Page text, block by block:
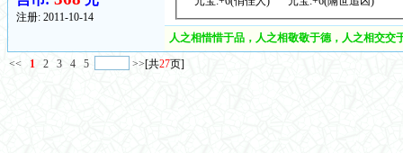
注册: 2011-10-14
人之相惜惜于品，人之相敬敬于德，人之相交
<< 1 2 3 4 5 >>[共27页]